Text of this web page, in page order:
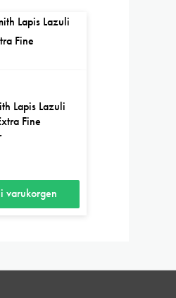
Lapis Lazuli
Fine
varukorgen